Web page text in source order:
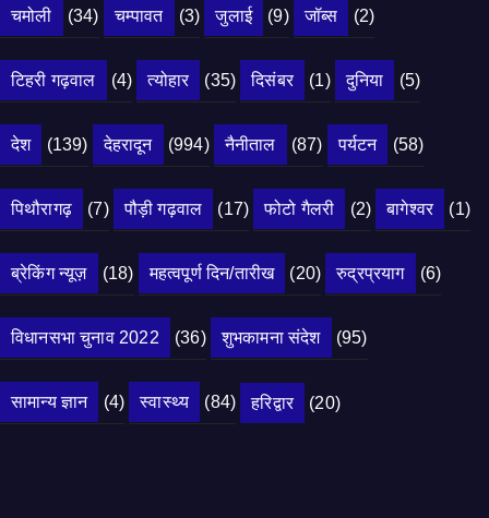
चमोली (34) चम्पावत (3) जुलाई (9) जॉब्स (2)
टिहरी गढ़वाल (4) त्योहार (35) दिसंबर (1) दुनिया (5)
देश (139) देहरादून (994) नैनीताल (87) पर्यटन (58)
पिथौरागढ़ (7) पौड़ी गढ़वाल (17) फोटो गैलरी (2) बागेश्वर (1)
ब्रेकिंग न्यूज़ (18) महत्वपूर्ण दिन/तारीख (20) रुद्रप्रयाग (6)
विधानसभा चुनाव 2022 (36) शुभकामना संदेश (95)
सामान्य ज्ञान (4) स्वास्थ्य (84) हरिद्वार (20)